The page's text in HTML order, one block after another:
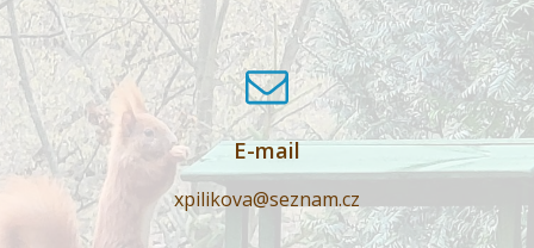
E-mail
xpilikova@seznam.cz